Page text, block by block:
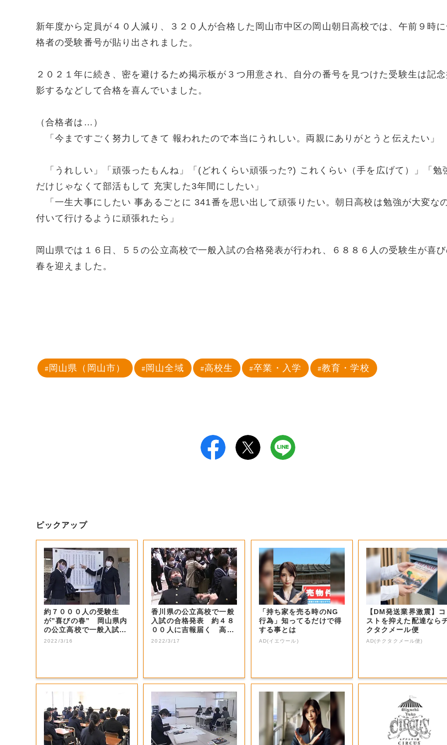
新年度から定員が４０人減り、３２０人が合格した岡山市中区の岡山朝日高校では、午前９時
格者の受験番号が貼り出されました。
２０２１年に続き、密を避けるため掲示板が３つ用意され、自分の番号を見つけた受験生は記
影するなどして合格を喜んでいました。
（合格者は…）
「今まですごく努力してきて 報われたので本当にうれしい。両親にありがとうと伝えたい」
「うれしい」「頑張ったもんね」「(どれくらい頑張った?) これくらい（手を広げて）」「勉
だけじゃなくて部活もして 充実した3年間にしたい」
「一生大事にしたい 事あるごとに 341番を思い出して頑張りたい。朝日高校は勉強が大変な
付いて行けるように頑張れたら」
岡山県では１６日、５５の公立高校で一般入試の合格発表が行われ、６８８６人の受験生が喜
春を迎えました。
岡山県（岡山市） 岡山全域 高校生 卒業・入学 教育・学校
ピックアップ
約７０００人の受験生
が”喜びの春” 岡山県内
の公立高校で一般入試の
合格発表【岡山...
2022/3/16
香川県の公立高校で一般
入試の合格発表 約４８
００人に吉報届く 高松
高校でも”喜び...
2022/3/17
「持ち家を売る時のNG
行為」知ってるだけで得
する事とは
AD(イエウール)
【DM発送業界激震】コ
ストを抑えた配達なら
クタクメール便
AD(チクタクメール便)